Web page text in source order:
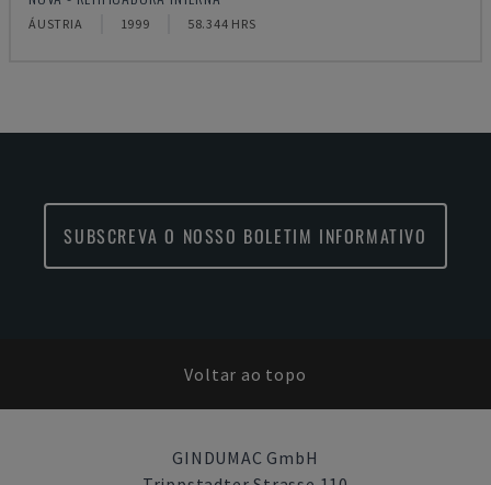
ÁUSTRIA 1999 58.344 HRS
SUBSCREVA O NOSSO BOLETIM INFORMATIVO
Voltar ao topo
GINDUMAC GmbH